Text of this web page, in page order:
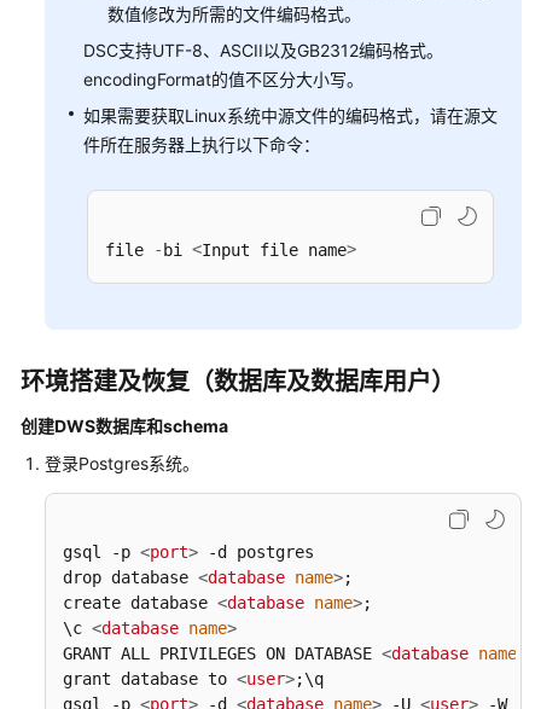
了
解
DSC
载
安
置
执
行
进
行
语
法
迁
移
数值修改为所需的文件编码格式。
DSC支持UTF-8、ASCII以及GB2312编码格式。
encodingFormat的值不区分大小写。
如果需要获取Linux系统中源文件的编码格式，请在源文
件所在服务器上执行以下命令：
file - bi <Input file name>
环境搭建及恢复（数据库及数据库用户）
创建DWS数据库和schema
登录Postgres系统。
gsql -p <port> -d postgres
drop database <database name>;
create database <database name>;
\c <database name>
GRANT ALL PRIVILEGES ON DATABASE <database name
grant database to <user>;\q
gsql -p <port> -d <database name> -U <user> -W